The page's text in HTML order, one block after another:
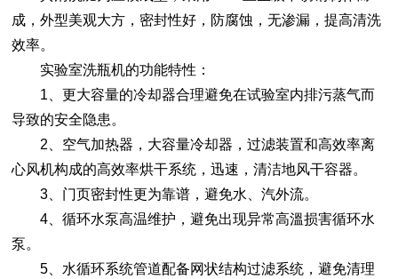
成，外型美观大方，密封性好，防腐蚀，无渗漏，提高清洗
效率。
实验室洗瓶机的功能特性：
1、更大容量的冷却器合理避免在试验室内排污蒸气而
导致的安全隐患。
2、空气加热器，大容量冷却器，过滤装置和高效率离
心风机构成的高效率烘干系统，迅速，清洁地风干容器。
3、门页密封性更为靠谱，避免水、汽外流。
4、循环水泵高温维护，避免出现异常高溫损害循环水
泵。
5、水循环系统管道配备网状结构过滤系统，避免清理